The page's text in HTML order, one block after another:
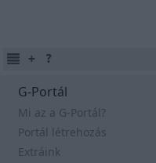
G-Portál
Mi az a G-Portál?
Portál létrehozás
Extráink